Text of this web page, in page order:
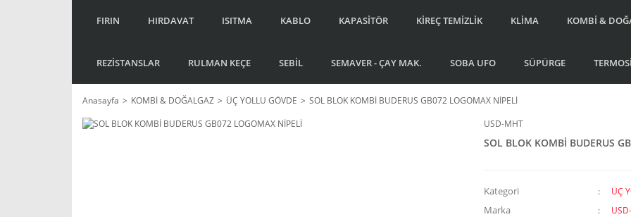
FIRIN HIRDAVAT ISITMA KABLO KAPASİTÖR KİREÇ TEMİZLİK KLİMA KOMBİ &
REZİSTANSLAR RULMAN KEÇE SEBİL SEMAVER - ÇAY MAK. SOBA UFO SÜPÜRGE
Anasayfa KOMBİ & DOĞALGAZ ÜÇ YOLLU GÖVDE
SOL BLOK KOMBİ BUDERUS GB072 LOGOMAX NİPELİ
USD-MHT
SOL BLOK KOMBİ BUDERUS
Kategori ÜÇ
Marka